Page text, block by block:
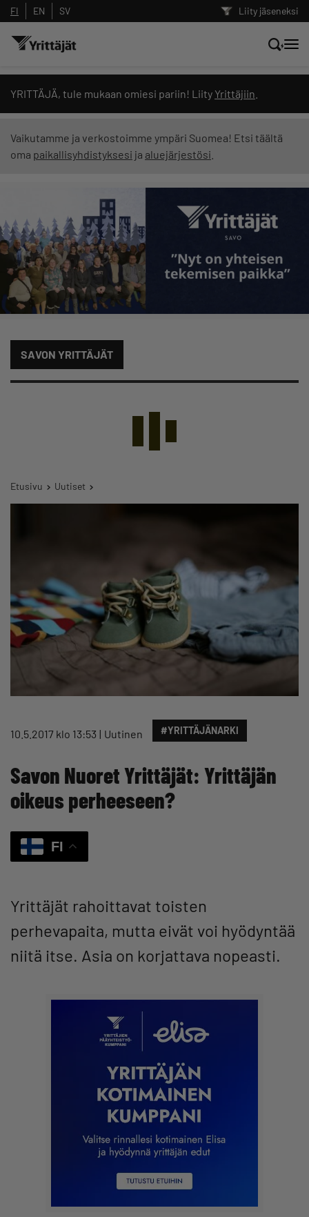
Liity jäseneksi
FI EN SV
YRITTÄJÄ, tule mukaan omiesi pariin! Liity Yrittäjiin
Vaikutamme ja verkostoimme ympäri Suomea! Etsi täältä
oma paikallisyhdistyksesi ja aluejärjestösi
SAVON YRITTÄJÄT
Etusivu Uutiset
10.5.2017 klo 13:53 Uutinen #YRITTÄJÄNARKI
Savon Nuoret Yrittäjät: Yrittäjän
oikeus perheeseen?
FI
Yrittäjät rahoittavat toisten
perhevapaita, mutta eivät voi hyödyntää
niitä itse. Asia on korjattava nopeasti.
Hae sivustolta tai kysy suoraan
Yrittäjien tekoälyltä
Suodata hakutuloksia: näytä kaikki sisältö